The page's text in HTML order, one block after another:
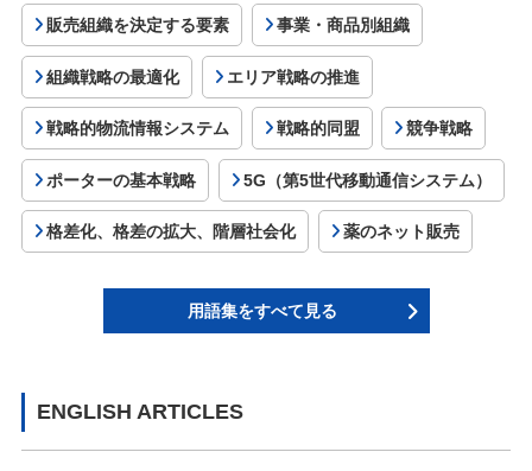
販売組織を決定する要素 事業・商品別組織
組織戦略の最適化 エリア戦略の推進
戦略的物流情報システム 戦略的同盟 競争戦略
ポーターの基本戦略 5G（第5世代移動通信システム）
格差化、格差の拡大、階層社会化 薬のネット販売
用語集をすべて見る
ENGLISH ARTICLES